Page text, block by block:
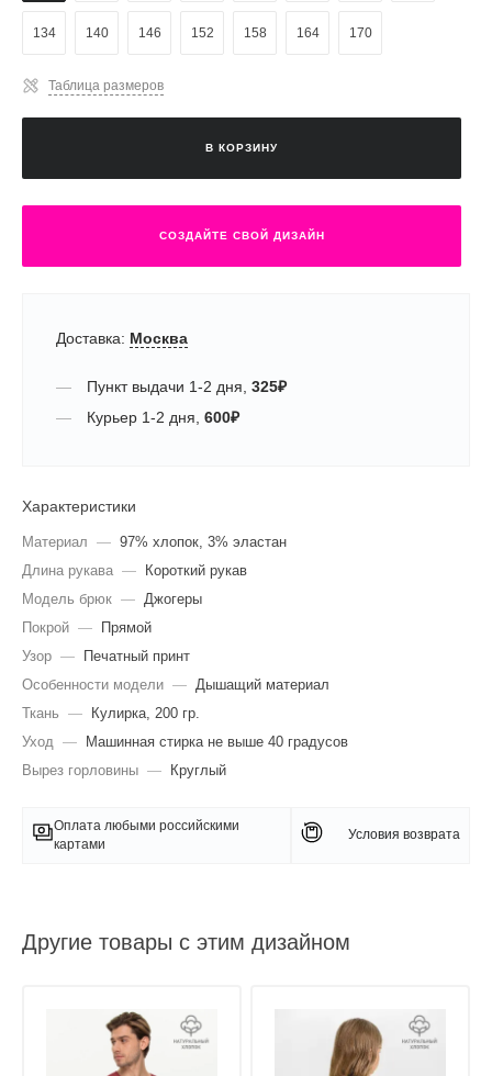
134 140 146 152 158 164 170
Таблица размеров
В КОРЗИНУ
СОЗДАЙТЕ СВОЙ ДИЗАЙН
Доставка: Москва
Пункт выдачи 1-2 дня 325₽
Курьер 1-2 дня 600₽
Характеристики
Материал — 97% хлопок, 3% эластан
Длина рукава — Короткий рукав
Модель брюк — Джогеры
Покрой — Прямой
Узор — Печатный принт
Особенности модели — Дышащий материал
Ткань — Кулирка, 200 гр.
Уход — Машинная стирка не выше 40 градусов
Вырез горловины — Круглый
Оплата любыми российскими
картами
Условия возврата
Другие товары с этим дизайном